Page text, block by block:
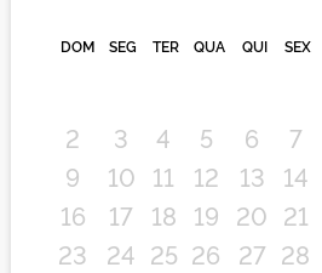
DOM SEG TER QUA QUI SEX
2
3 4 5 6 7
9
10 11 12 13 14
16
17 18 19 20 21
23
24 25 26 27 28